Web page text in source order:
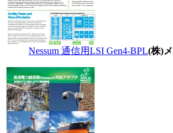
Nessum 通信用LSI Gen4-BPL(株)